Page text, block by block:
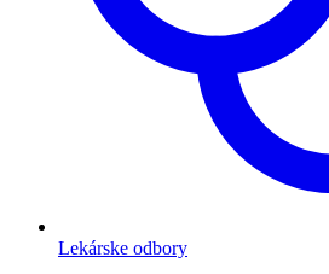
Lekárske odbory